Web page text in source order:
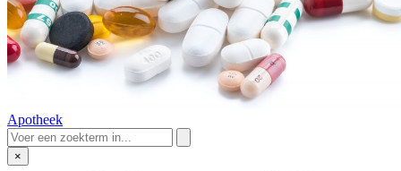
Apotheek
×